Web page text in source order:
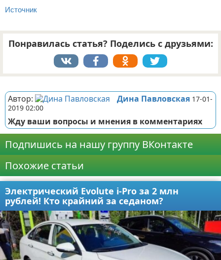
Источник
Понравилась статья? Поделись с друзьями:
Автор: Дина Павловская 17-01-
2019 02:00
Жду ваши вопросы и мнения в комментариях
Подпишись на нашу группу ВКонтакте
Похожие статьи
Электрический Evolute i-Pro за 2 млн
рублей! Кто крайний за седаном?